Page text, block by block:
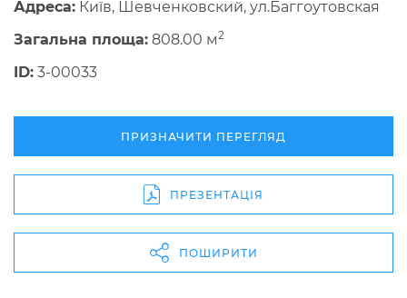
Адреса: Київ, Шевченковский, ул.Баггоутовская
Загальна площа: 808.00 м2
ID: 3-00033
ПРИЗНАЧИТИ ПЕРЕГЛЯД
ПРЕЗЕНТАЦІЯ
ПОШИРИТИ